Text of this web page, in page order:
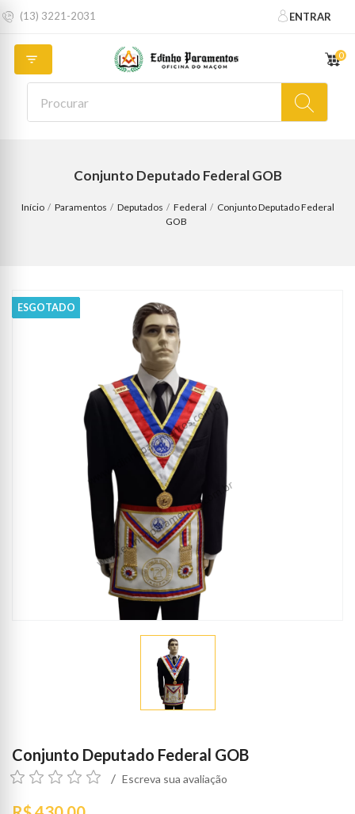
(13) 3221-2031 ENTRAR
 0
Conjunto Deputado Federal GOB
Início Paramentos Deputados Federal
Conjunto Deputado Federal
GOB
ESGOTADO
ESGOTADO
Conjunto Deputado Federal GOB
Escreva sua avaliação